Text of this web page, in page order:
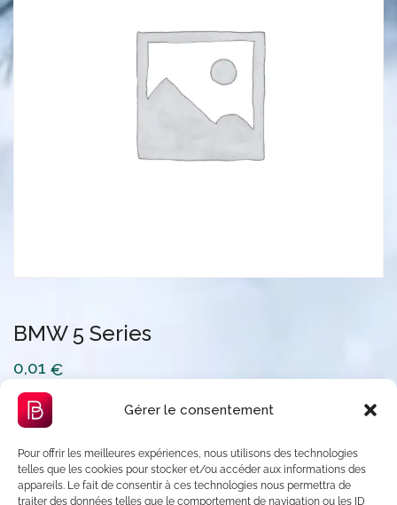
Gérer le consentement
Pour offrir les meilleures expériences, nous utilisons des technologies
telles que les cookies pour stocker et/ou accéder aux informations des
appareils. Le fait de consentir à ces technologies nous permettra de
traiter des données telles que le comportement de navigation ou les ID
BMW 5 Series
0,01 €
quantité
BMW
5
Ajouter au panier